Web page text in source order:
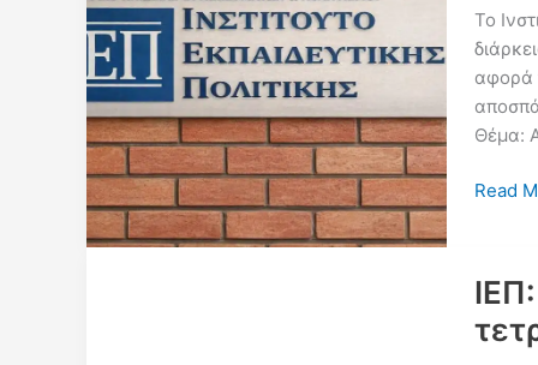
και
ΙΕΠ
Το
αφορά
Θέμα:
ΙΕΠ:
Read